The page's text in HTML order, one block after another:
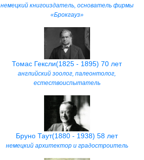
немецкий книгоиздатель, основатель фирмы
«Брокгауз»
Томас Гексли(1825 - 1895) 70 лет
английский зоолог, палеонтолог,
естествоиспытатель
Бруно Таут(1880 - 1938) 58 лет
немецкий архитектор и градостроитель